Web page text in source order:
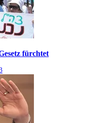
fürchtet